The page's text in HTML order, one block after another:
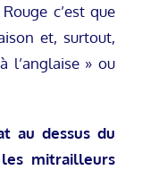
c’est que
et, surtout,
l’anglaise » ou
au dessus du
mitrailleurs